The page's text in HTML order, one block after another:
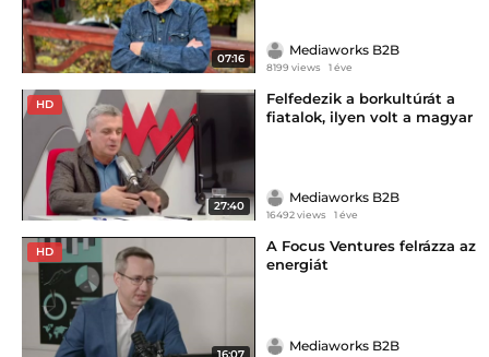
07:16
Mediaworks B2B
8199 views 1 éve
HD
27:40
Felfedezik a borkultúrát a
fiatalok, ilyen volt a magyar
Mediaworks B2B
16492 views 1 éve
HD
16:07
A Focus Ventures felrázza az
energiát
Mediaworks B2B